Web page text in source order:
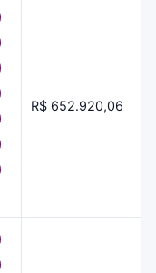
R$ 652.920,06